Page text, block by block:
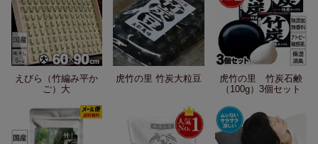
えびら（竹編み平か
ご）大
虎竹の里 竹炭大粒豆
虎竹の里 竹炭石鹸
（100g）3個セット